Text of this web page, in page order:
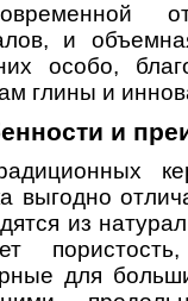
KT88, 2х65 Вт Ламповый
и
особо,
глины и
и
выгодно
из
для